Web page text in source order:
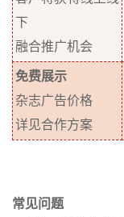
下
融合推广机会
免费展示
杂志广告价格
详见合作方案
常见问题